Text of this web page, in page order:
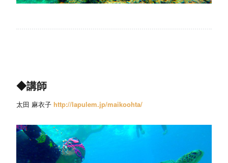
◆講師
太田 麻衣子 http://lapulem.jp/maikoohta/